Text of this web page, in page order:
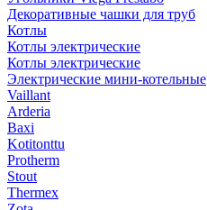
Декоративные чашки для труб
Котлы
Котлы электрические
Котлы электрические
Электрические мини-котельные
Vaillant
Arderia
Baxi
Kotitonttu
Protherm
Stout
Thermex